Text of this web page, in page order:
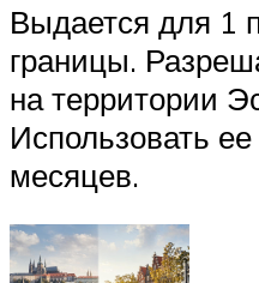
Выдается для 1
границы.
на территории
Использовать
месяцев.